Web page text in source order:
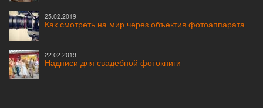
25.02.2019
Как смотреть на мир через объектив фотоаппарата
22.02.2019
Надписи для свадебной фотокниги